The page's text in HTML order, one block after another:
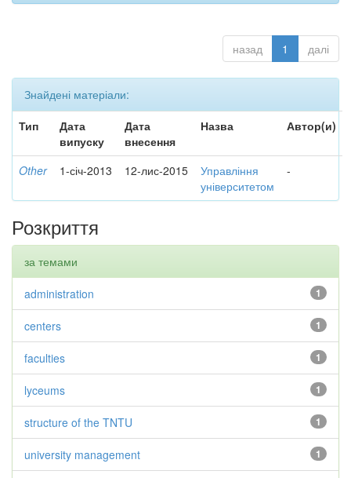
назад 1 далі
Знайдені матеріали:
Тип
Дата
випуску
Дата
внесення
Назва Автор(и)
Other 1-січ-2013 12-лис-2015
Управління
університетом
-
Розкриття
за темами
1
administration
1
centers
1
faculties
1
lyceums
1
structure of the TNTU
1
university management